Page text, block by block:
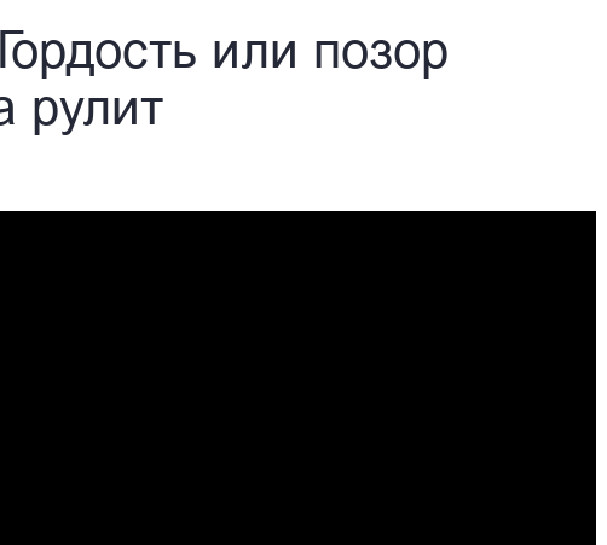
или позор
рулит